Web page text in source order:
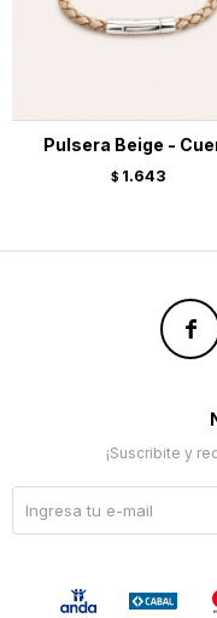
Pulsera Beige -
$ 1.643

¡Suscribite y